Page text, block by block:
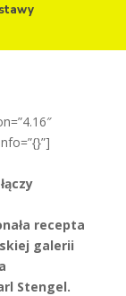
recepta
galerii
Stengel.